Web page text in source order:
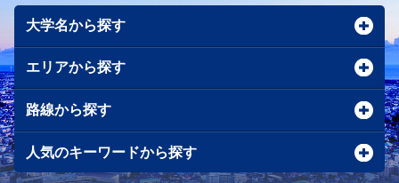
大学名から探す
エリアから探す
路線から探す
人気のキーワードから探す